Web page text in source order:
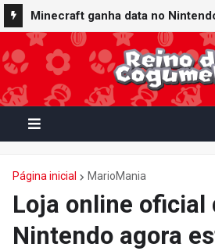
Minecraft ganha data no
Super Mario Mash-Up receberá
gráfica exclusiva
Página inicial MarioMania
Loja online oficial
Nintendo agora